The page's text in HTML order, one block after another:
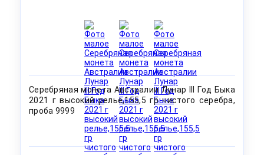
Серебряная монета Австралии Лунар III Год Быка
2021 г высокий релье,155,5 гр чистого серебра,
проба 9999